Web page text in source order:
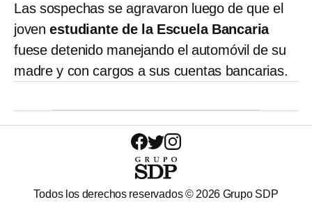
Las sospechas se agravaron luego de que el
jovenestudiante de la Escuela Bancaria
fuese detenido manejando el automóvil de su
madre y con cargos a sus cuentas bancarias.
Todos los derechos reservados © 2026 Grupo SDP